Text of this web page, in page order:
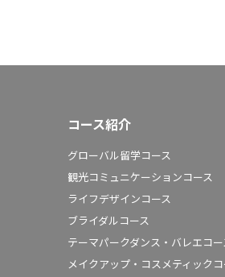
コース紹介
グローバル留学コース
観光コミュニケーションコース
ライフデザインコース
ブライダルコース
テーマパークダンス・バレエコー
メイクアップ・コスメティックコ